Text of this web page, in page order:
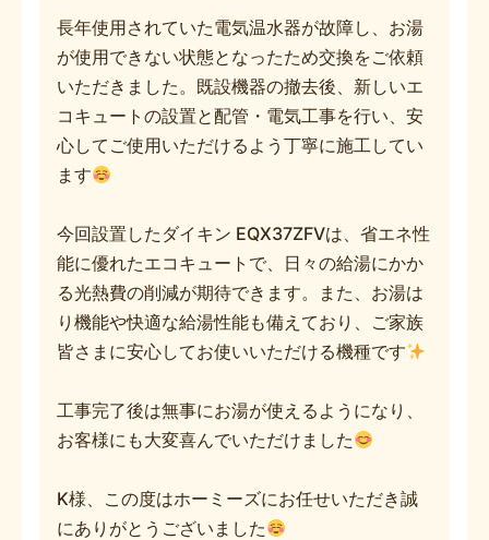
長年使用されていた電気温水器が故障し、お湯
が使用できない状態となったため交換をご依頼
いただきました。既設機器の撤去後、新しいエ
コキュートの設置と配管・電気工事を行い、安
心してご使用いただけるよう丁寧に施工してい
ます
今回設置したダイキン EQX37ZFVは、省エネ性
能に優れたエコキュートで、日々の給湯にかか
る光熱費の削減が期待できます。また、お湯は
り機能や快適な給湯性能も備えており、ご家族
皆さまに安心してお使いいただける機種です
工事完了後は無事にお湯が使えるようになり、
お客様にも大変喜んでいただけました
K様、この度はホーミーズにお任せいただき誠
にありがとうございました